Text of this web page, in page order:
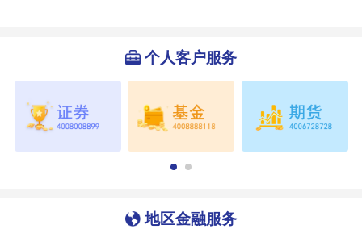
个人客户服务
地区金融服务